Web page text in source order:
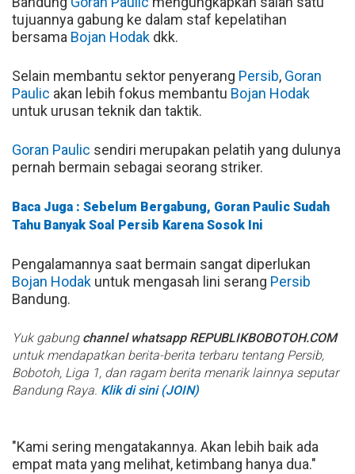
tujuannya gabung ke dalam staf kepelatihan
bersama Bojan Hodak dkk.
Selain membantu sektor penyerang Persib, Goran
Paulic akan lebih fokus membantu Bojan Hodak
untuk urusan teknik dan taktik.
Goran Paulic sendiri merupakan pelatih yang dulunya
pernah bermain sebagai seorang striker.
Baca Juga : Sebelum Bergabung, Goran Paulic Sudah
Tahu Banyak Soal Persib Karena Sosok Ini
Pengalamannya saat bermain sangat diperlukan
Bojan Hodak untuk mengasah lini serang Persib
Bandung.
Yuk gabung channel whatsapp REPUBLIKBOBOTOH.COM
untuk mendapatkan berita-berita terbaru tentang Persib,
Bobotoh, Liga 1, dan ragam berita menarik lainnya seputar
Bandung Raya. Klik di sini (JOIN)
"Kami sering mengatakannya. Akan lebih baik ada
empat mata yang melihat, ketimbang hanya dua."